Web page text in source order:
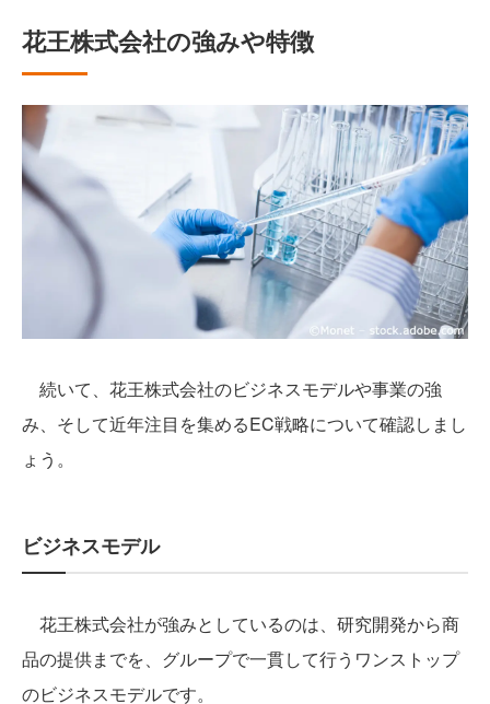
花王株式会社の強みや特徴
続いて、花王株式会社のビジネスモデルや事業の強
み、そして近年注目を集めるEC戦略について確認しまし
ょう。
ビジネスモデル
花王株式会社が強みとしているのは、研究開発から商
品の提供までを、グループで一貫して行うワンストップ
のビジネスモデルです。